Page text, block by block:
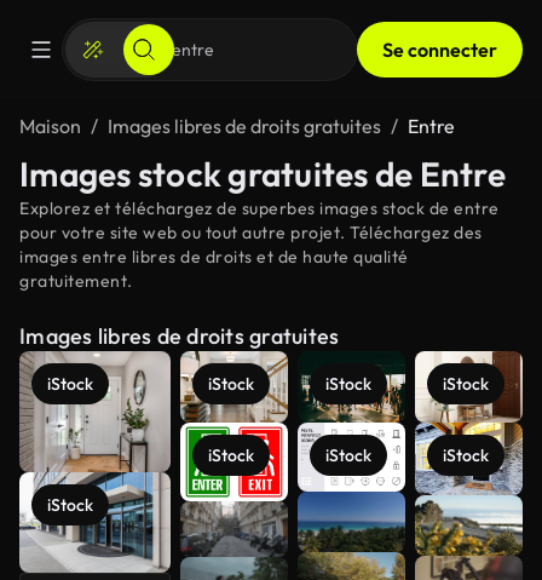
Se connecter
Maison Images libres de droits gratuites Entre
Images stock gratuites de Entre
Explorez et téléchargez de superbes images stock de entre
pour votre site web ou tout autre projet. Téléchargez des
images entre libres de droits et de haute qualité
gratuitement.
Images libres de droits gratuites
iStock
iStock
iStock
iStock
iStock
iStock
iStock
iStock
Voir plus